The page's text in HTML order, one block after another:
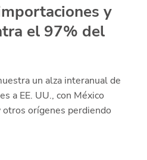
Sesión
y
el 97% del
un alza interanual de
a EE. UU., con México
orígenes perdiendo